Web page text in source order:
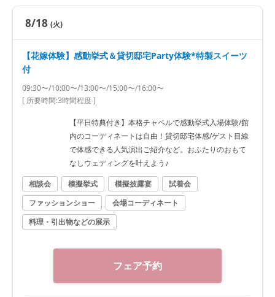
8/18 (火)
【花嫁体験】感動挙式＆貸切邸宅Party体験*特製スイーツ
付
09:30〜/10:00〜/13:00〜/15:00〜/16:00〜
[ 所要時間:3時間程度]
【平日特典付き】本格チャペルで感動挙式入場体験/館
内のコーディネートは自由！貸切邸宅体感/ゲスト目線
で体感できる人気演出ご紹介など。おふたりのおもて
なしウェディングを叶えよう♪
相談会
模擬挙式 模擬披露宴
試着会
ファッションショー
会場コーディネート
料理・引出物などの展示
フェア予約